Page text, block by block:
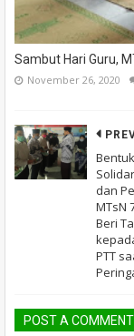
Sambut Hari Guru,
November 26, 2020
Bentuk
dan
MTsN
Beri
PTT
POST A COMMENT